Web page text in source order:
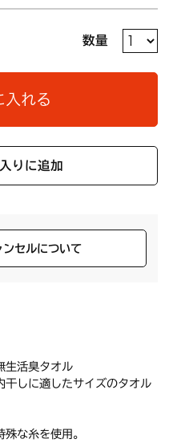
数量
入れる
りに追加
セルについて
生活臭タオル
干しに適したサイズのタオル
な糸を使用。